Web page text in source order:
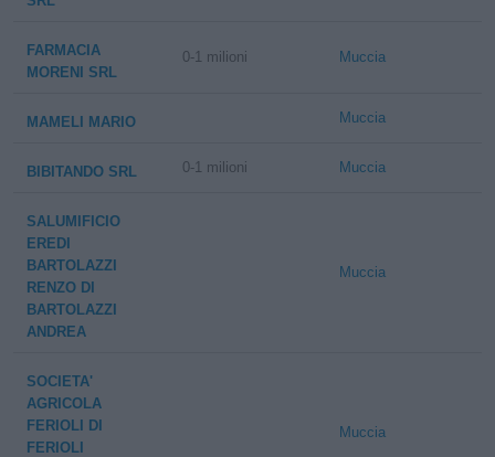
FARMACIA
MORENI SRL
0-1 milioni Muccia
MAMELI MARIO Muccia
BIBITANDO SRL 0-1 milioni Muccia
SALUMIFICIO
EREDI
BARTOLAZZI
RENZO DI
BARTOLAZZI
ANDREA
Muccia
SOCIETA'
AGRICOLA
FERIOLI DI
FERIOLI
Muccia